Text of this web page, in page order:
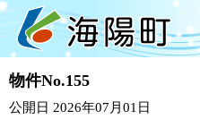
物件No.155
公開日 2026年07月01日